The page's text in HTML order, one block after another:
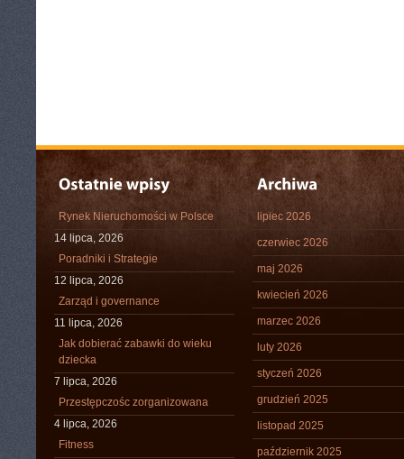
Rynek Nieruchomości w Polsce
14 lipca, 2026
Poradniki i Strategie
12 lipca, 2026
Zarząd i governance
11 lipca, 2026
Jak dobierać zabawki do wieku
dziecka
7 lipca, 2026
Przestępczośc zorganizowana
4 lipca, 2026
Fitness
lipiec 2026
czerwiec 2026
maj 2026
kwiecień 2026
marzec 2026
luty 2026
styczeń 2026
grudzień 2025
listopad 2025
październik 2025